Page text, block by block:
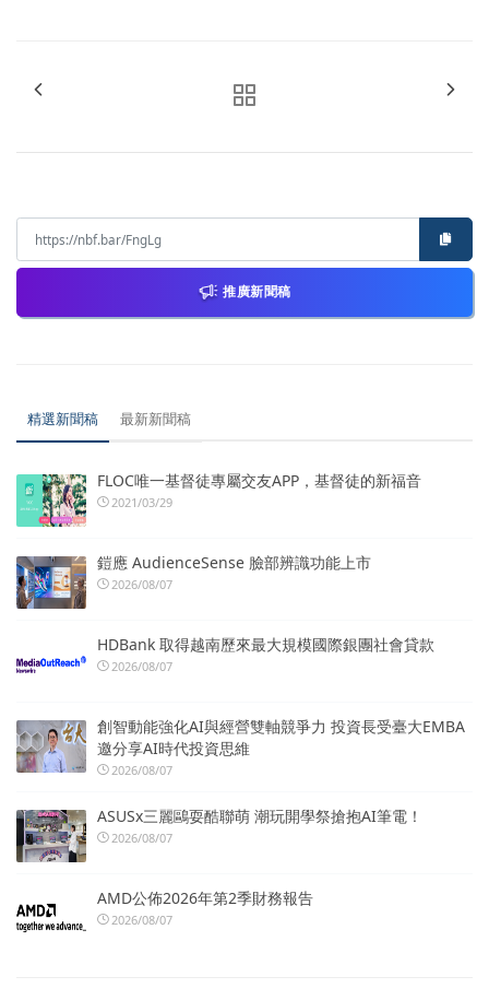
推廣新聞稿
精選新聞稿 最新新聞稿
FLOC唯一基督徒專屬交友APP，基督徒的新福音
2021/03/29
鎧應 AudienceSense 臉部辨識功能上市
2026/08/07
HDBank 取得越南歷來最大規模國際銀團社會貸款
2026/08/07
創智動能強化AI與經營雙軸競爭力 投資長受臺大EMBA
邀分享AI時代投資思維
2026/08/07
ASUSx三麗鷗耍酷聯萌 潮玩開學祭搶抱AI筆電！
2026/08/07
AMD公佈2026年第2季財務報告
2026/08/07